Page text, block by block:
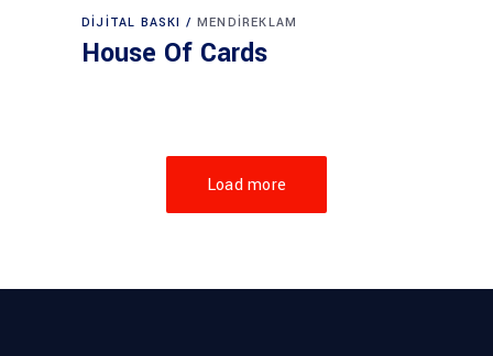
DIJITAL BASKI MENDIREKLAM
House Of Cards
Load more